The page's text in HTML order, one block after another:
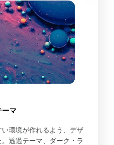
ーマ
環境が作れるよう、デザ
透過テーマ、ダーク・ラ